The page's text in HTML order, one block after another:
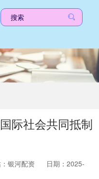
际社会共同抵制
银河配资
日期：2025-